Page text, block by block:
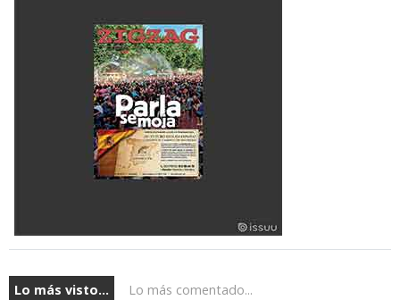
Lo más visto... Lo más comentado...